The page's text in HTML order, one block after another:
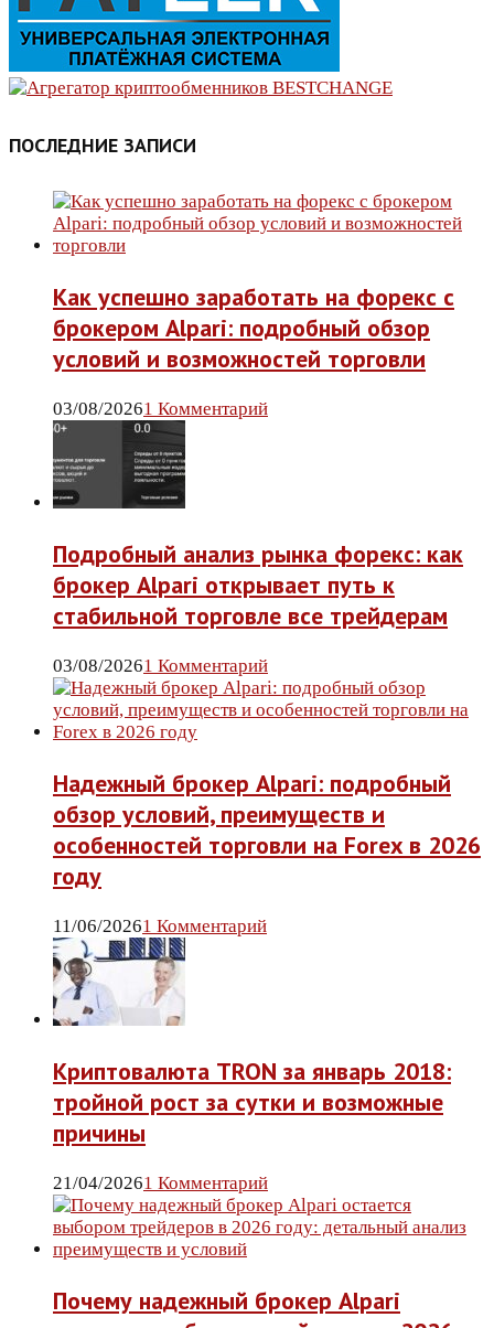
ПОСЛЕДНИЕ ЗАПИСИ
Как успешно заработать на форекс с
брокером Alpari: подробный обзор
условий и возможностей торговли
03/08/20261 Комментарий
Подробный анализ рынка форекс: как
брокер Alpari открывает путь к
стабильной торговле все трейдерам
03/08/20261 Комментарий
Надежный брокер Alpari: подробный
обзор условий, преимуществ и
особенностей торговли на Forex в 2026
году
11/06/20261 Комментарий
Криптовалюта TRON за январь 2018:
тройной рост за сутки и возможные
причины
21/04/20261 Комментарий
Почему надежный брокер Alpari